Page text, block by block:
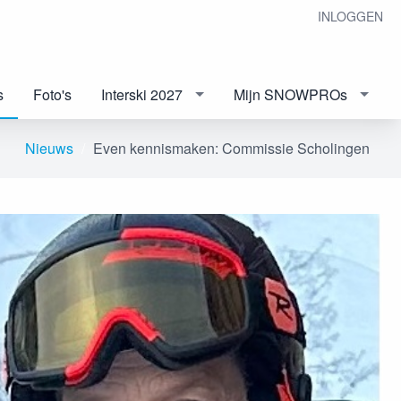
INLOGGEN
Foto's Interski 2027 Mijn SNOWPROs
Nieuws Even kennismaken: Commissie Scholingen